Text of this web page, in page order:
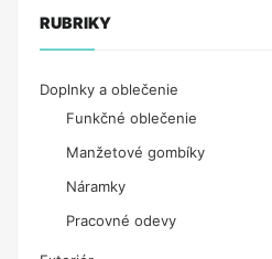
RUBRIKY
Doplnky a oblečenie
Funkčné oblečenie
Manžetové gombíky
Náramky
Pracovné odevy